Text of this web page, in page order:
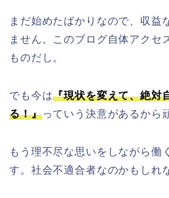
まだ始めたばかりなので、収益
ません。このブログ自体アクセ
ものだし。
でも今は『現状を変えて、絶対
る！』っていう決意があるから
もう理不尽な思いをしながら働
す。社会不適合者なのかもしれ